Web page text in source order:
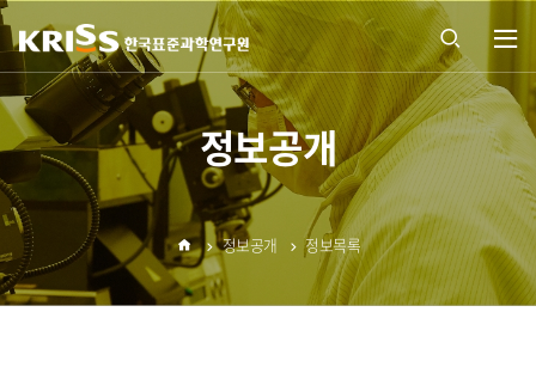
통합
열기
열기
정보공개
홈
정보공개 정보목록